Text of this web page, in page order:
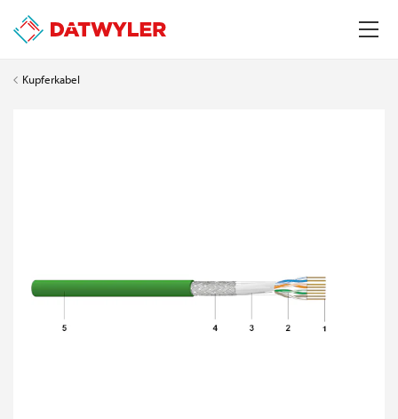
Kupferkabel